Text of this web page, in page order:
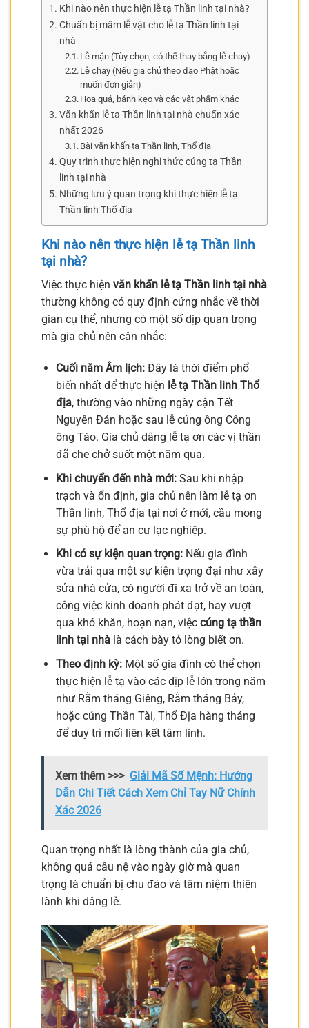
Khi nào nên thực hiện lễ tạ Thần linh tại nhà?
Chuẩn bị mâm lễ vật cho lễ tạ Thần linh tại
nhà
Lễ mặn (Tùy chọn, có thể thay bằng lễ chay)
Lễ chay (Nếu gia chủ theo đạo Phật hoặc
muốn đơn giản)
Hoa quả, bánh kẹo và các vật phẩm khác
Văn khấn lễ tạ Thần linh tại nhà chuẩn xác
nhất 2026
Bài văn khấn tạ Thần linh, Thổ địa
Quy trình thực hiện nghi thức cúng tạ Thần
linh tại nhà
Những lưu ý quan trọng khi thực hiện lễ tạ
Thần linh Thổ địa
Khi nào nên thực hiện lễ tạ Thần linh
tại nhà?
Việc thực hiện văn khấn lễ tạ Thần linh tại nhà
thường không có quy định cứng nhắc về thời
gian cụ thể, nhưng có một số dịp quan trọng
mà gia chủ nên cân nhắc:
Cuối năm Âm lịch:Đây là thời điểm phổ
biến nhất để thực hiện lễ tạ Thần linh Thổ
địa, thường vào những ngày cận Tết
Nguyên Đán hoặc sau lễ cúng ông Công
ông Táo. Gia chủ dâng lễ tạ ơn các vị thần
đã che chở suốt một năm qua.
Khi chuyển đến nhà mới:Sau khi nhập
trạch và ổn định, gia chủ nên làm lễ tạ ơn
Thần linh, Thổ địa tại nơi ở mới, cầu mong
sự phù hộ để an cư lạc nghiệp.
Khi có sự kiện quan trọng:Nếu gia đình
vừa trải qua một sự kiện trọng đại như xây
sửa nhà cửa, có người đi xa trở về an toàn,
công việc kinh doanh phát đạt, hay vượt
qua khó khăn, hoạn nạn, việc cúng tạ thần
linh tại nhàlà cách bày tỏ lòng biết ơn.
Theo định kỳ:Một số gia đình có thể chọn
thực hiện lễ tạ vào các dịp lễ lớn trong năm
như Rằm tháng Giêng, Rằm tháng Bảy,
hoặc cúng Thần Tài, Thổ Địa hàng tháng
để duy trì mối liên kết tâm linh.
Xem thêm >>> Giải Mã Số Mệnh: Hướng
Dẫn Chi Tiết Cách Xem Chỉ Tay Nữ Chính
Xác 2026
Quan trọng nhất là lòng thành của gia chủ,
không quá câu nệ vào ngày giờ mà quan
trọng là chuẩn bị chu đáo và tâm niệm thiện
lành khi dâng lễ.